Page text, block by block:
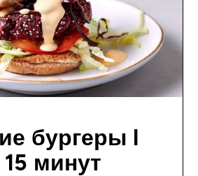
бургеры I
минут